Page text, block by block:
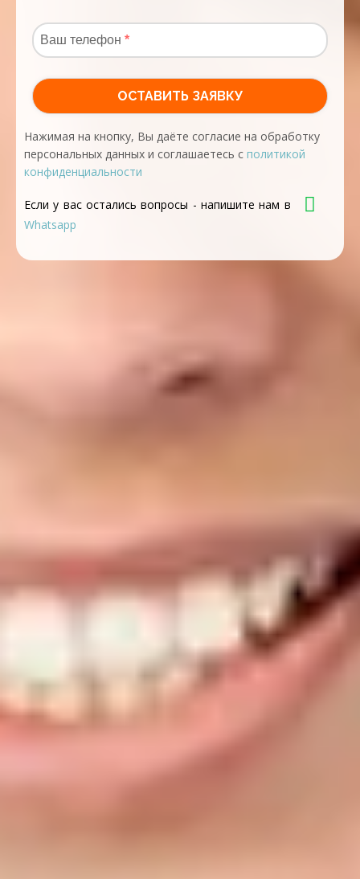
Нажимая на кнопку, Вы даёте согласие на обработку
персональных данных и соглашаетесь с политикой
конфиденциальности
Если у вас остались вопросы - напишите нам в
Whatsapp